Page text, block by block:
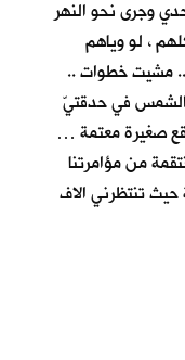
وجرى نحو النهر
، لو وياهم
مشيت خطوات ..
الشمس في حدقتيّ
صغيرة معتمة …
من مؤامرتنا
حيث تنتظرني الاف